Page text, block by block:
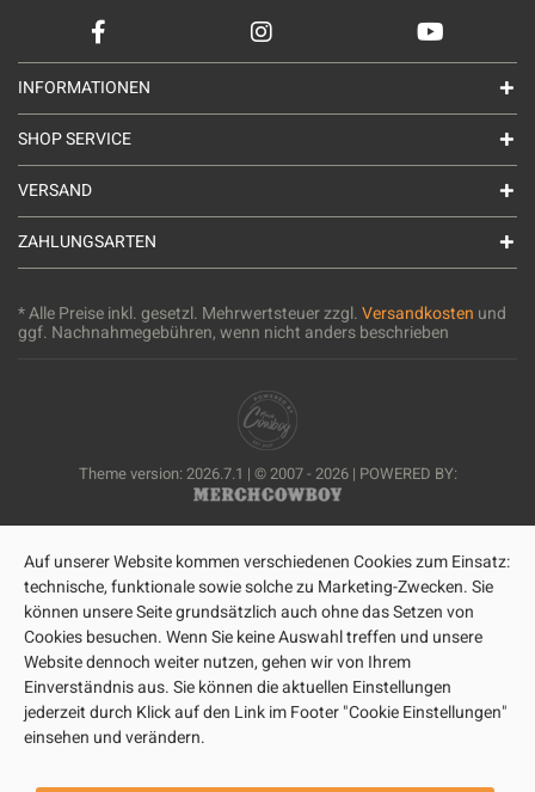
INFORMATIONEN
SHOP SERVICE
VERSAND
ZAHLUNGSARTEN
* Alle Preise inkl. gesetzl. Mehrwertsteuer zzgl.Versandkosten und
ggf. Nachnahmegebühren, wenn nicht anders beschrieben
Theme version: 2026.7.1 | © 2007 - 2026 | POWERED BY:
Auf unserer Website kommen verschiedenen Cookies zum Einsatz:
technische, funktionale sowie solche zu Marketing-Zwecken. Sie
können unsere Seite grundsätzlich auch ohne das Setzen von
Cookies besuchen. Wenn Sie keine Auswahl treffen und unsere
Website dennoch weiter nutzen, gehen wir von Ihrem
Einverständnis aus. Sie können die aktuellen Einstellungen
jederzeit durch Klick auf den Link im Footer "Cookie Einstellungen"
einsehen und verändern.